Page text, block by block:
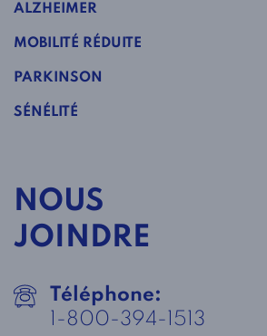
ALZHEIMER
MOBILITÉ RÉDUITE
PARKINSON
SÉNÉLITÉ
NOUS
JOINDRE
Téléphone:
1-800-394-1513